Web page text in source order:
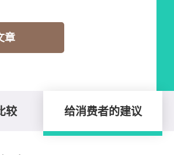
章
较 给消费者的建议